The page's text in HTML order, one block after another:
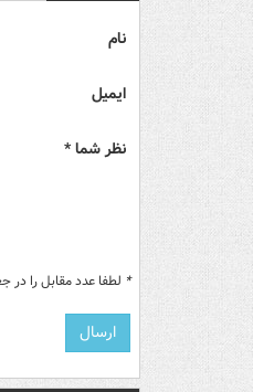
نام
ایمیل
نظر شما *
* لطفا عدد مقابل را در